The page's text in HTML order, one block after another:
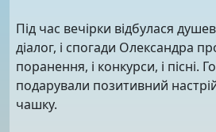
Під час вечірки відбулася
діалог, і спогади Олександра
поранення, і конкурси, і пісні.
подарували позитивний
чашку.